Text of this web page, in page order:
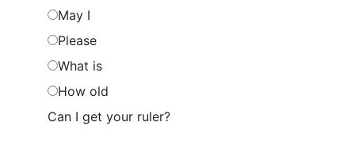
May I
Please
What is
How old
Can I get your ruler?